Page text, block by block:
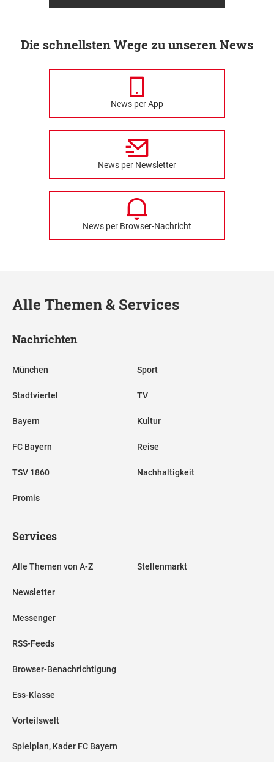
Die schnellsten Wege zu unseren News
News per App
News per Newsletter
News per Browser-Nachricht
Alle Themen & Services
Nachrichten
München
Stadtviertel
Bayern
FC Bayern
TSV 1860
Promis
Sport
TV
Kultur
Reise
Nachhaltigkeit
Services
Alle Themen von A-Z
Newsletter
Messenger
RSS-Feeds
Browser-Benachrichtigung
Ess-Klasse
Vorteilswelt
Spielplan, Kader FC Bayern
Stellenmarkt